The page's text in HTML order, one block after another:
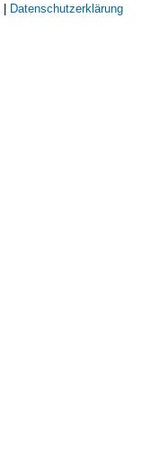
| Datenschutzerklärung